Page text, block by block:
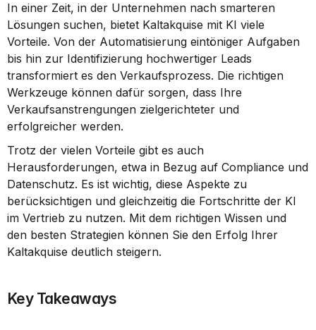
In einer Zeit, in der Unternehmen nach smarteren
Lösungen suchen, bietet Kaltakquise mit KI viele
Vorteile. Von der Automatisierung eintöniger Aufgaben
bis hin zur Identifizierung hochwertiger Leads
transformiert es den Verkaufsprozess. Die richtigen
Werkzeuge können dafür sorgen, dass Ihre
Verkaufsanstrengungen zielgerichteter und
erfolgreicher werden.
Trotz der vielen Vorteile gibt es auch
Herausforderungen, etwa in Bezug auf Compliance und
Datenschutz. Es ist wichtig, diese Aspekte zu
berücksichtigen und gleichzeitig die Fortschritte der KI
im Vertrieb zu nutzen. Mit dem richtigen Wissen und
den besten Strategien können Sie den Erfolg Ihrer
Kaltakquise deutlich steigern.
Key Takeaways